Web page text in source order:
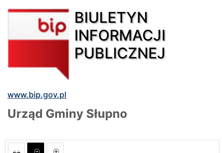
BIULETYN
INFORMACJI
PUBLICZNEJ
www.bip.gov.pl
Urząd Gminy Słupno